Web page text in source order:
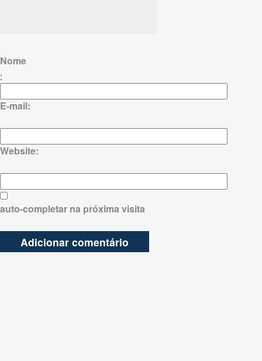
Nome
:
E-mail:
Website:
auto-completar na próxima visita